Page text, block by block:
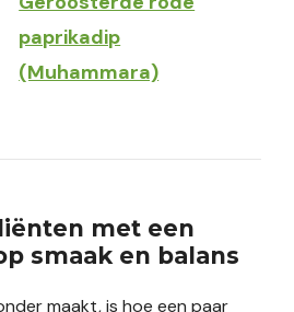
paprikadip
(Muhammara)
met een
smaak en balans
maakt, is hoe een paar